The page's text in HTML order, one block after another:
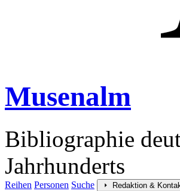
Musenalm
Bibliographie
Jahrhunderts
Reihen Personen Suche Redaktion &